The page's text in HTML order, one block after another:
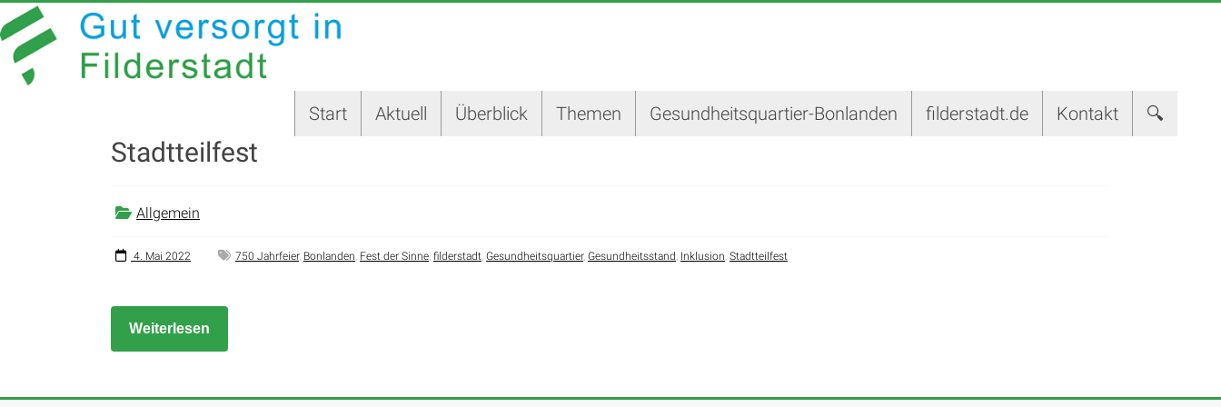
Zum
Inhalt
springen
GUT
VERSORGT
FILDERSTADT
Start Aktuell Überblick Themen Gesundheitsquartier-Bonlanden filderstadt.de Kontakt 🔍
Stadtteilfest
Allgemein
4. Mai 2022 750 Jahrfeier, Bonlanden, Fest der Sinne, filderstadt, Gesundheitsquartier, Gesundheitsstand , Inklusion, Stadtteilfest
Weiterlesen